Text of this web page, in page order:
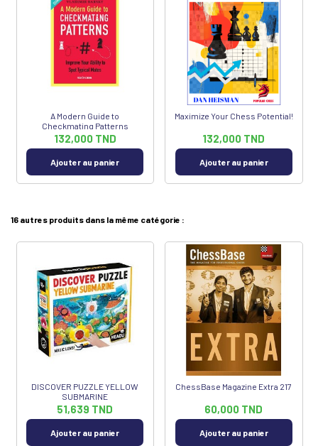
A Modern Guide to
Checkmating Patterns
132,000 TND
Ajouter au panier
Maximize Your Chess Potential!
132,000 TND
Ajouter au panier
16 autres produits dans la même catégorie :
DISCOVER PUZZLE YELLOW
SUBMARINE
51,639 TND
Ajouter au panier
ChessBase Magazine Extra 217
60,000 TND
Ajouter au panier